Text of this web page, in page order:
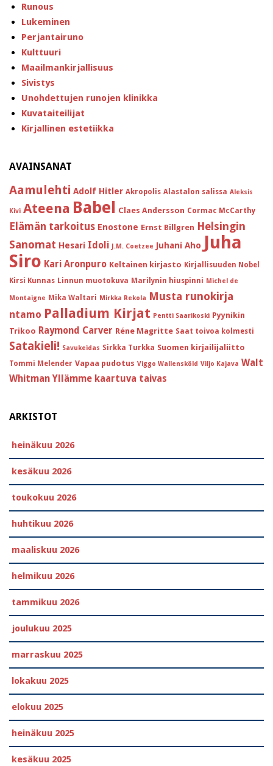
Runous
Lukeminen
Perjantairuno
Kulttuuri
Maailmankirjallisuus
Sivistys
Unohdettujen runojen klinikka
Kuvataiteilijat
Kirjallinen estetiikka
AVAINSANAT
Aamulehti Adolf Hitler Akropolis Alastalon salissa Aleksis
Kivi Ateena Babel Claes Andersson Cormac McCarthy
Elämän tarkoitus Enostone Ernst Billgren Helsingin
Sanomat Hesari Idoli J.M. Coetzee Juhani Aho Juha
Siro Kari Aronpuro Keltainen kirjasto Kirjallisuuden Nobel
Kirsi Kunnas Linnun muotokuva Marilynin hiuspinni Michel de
Montaigne Mika Waltari Mirkka Rekola Musta runokirja
ntamo Palladium Kirjat Pentti Saarikoski Pyynikin
Trikoo Raymond Carver Réne Magritte Saat toivoa kolmesti
Satakieli! Savukeidas Sirkka Turkka Suomen kirjailijaliitto
Tommi Melender Vapaa pudotus Viggo Wallensköld Viljo Kajava Walt
Whitman Yllämme kaartuva taivas
ARKISTOT
heinäkuu 2026
kesäkuu 2026
toukokuu 2026
huhtikuu 2026
maaliskuu 2026
helmikuu 2026
tammikuu 2026
joulukuu 2025
marraskuu 2025
lokakuu 2025
elokuu 2025
heinäkuu 2025
kesäkuu 2025